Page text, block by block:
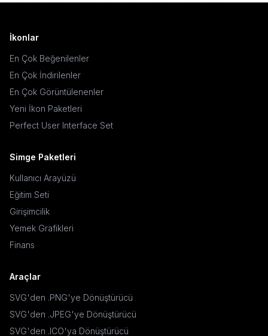
İkonlar
En Çok Beğenilenler
En Çok İndirilenler
En Çok Görüntülenenler
Yeni İkon Paketleri
Perfect User Interface Set
Simge Paketleri
Kullanıcı Arayüzü
Eğitim Seti
Girişimcilik
Yemek Grafikleri
Finans
Araçlar
SVG'den .PNG'ye Dönüştürücü
SVG'den .JPEG'ye Dönüştürücü
SVG'den .ICO'ya Dönüştürücü